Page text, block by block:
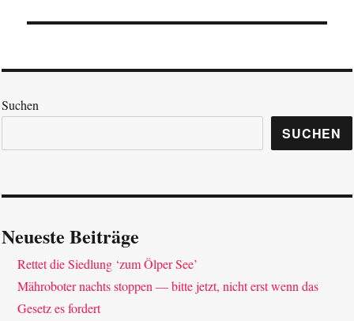
Suchen
SUCHEN
Neueste Beiträge
Rettet die Siedlung ‘zum Ölper See’
Mähroboter nachts stoppen — bitte jetzt, nicht erst wenn das
Gesetz es fordert